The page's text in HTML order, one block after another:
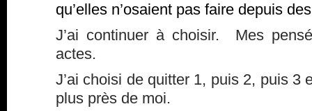
qu’elles n’osaient pas faire depuis
J’ai continuer à choisir. Mes
actes.
J’ai choisi de quitter 1, puis 2, puis
plus près de moi.